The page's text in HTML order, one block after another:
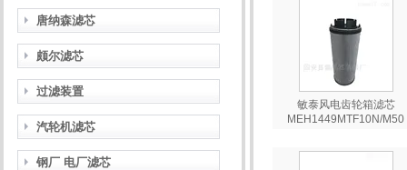
唐纳森滤芯
颇尔滤芯
过滤装置
汽轮机滤芯
钢厂 电厂滤芯
敏泰风电齿轮箱滤芯
MEH1449MTF10N/M50